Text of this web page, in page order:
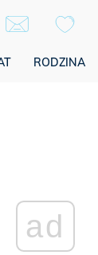
RODZINA
ad